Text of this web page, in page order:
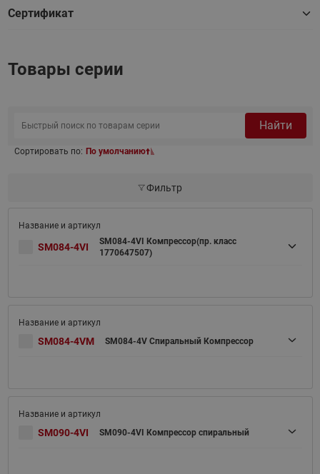
Сертификат
Товары серии
Найти
Сортировать по: По умолчанию
Фильтр
SM084-4VI
SM084-4VI Компрессор(пр. класс
1770647507)
SM084-4VM SM084-4V Спиральный Компрессор
SM090-4VI SM090-4VI Компрессор спиральный